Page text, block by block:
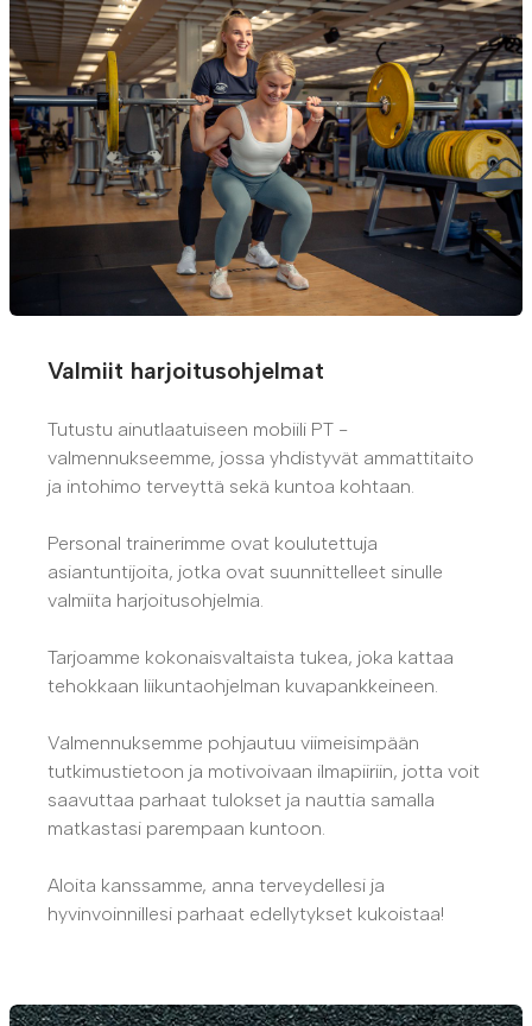
Valmiit harjoitusohjelmat
Tutustu ainutlaatuiseen mobiili PT -
valmennukseemme, jossa yhdistyvät ammattitaito
ja intohimo terveyttä sekä kuntoa kohtaan.
Personal trainerimme ovat koulutettuja
asiantuntijoita, jotka ovat suunnittelleet sinulle
valmiita harjoitusohjelmia.
Tarjoamme kokonaisvaltaista tukea, joka kattaa
tehokkaan liikuntaohjelman kuvapankkeineen.
Valmennuksemme pohjautuu viimeisimpään
tutkimustietoon ja motivoivaan ilmapiiriin, jotta voit
saavuttaa parhaat tulokset ja nauttia samalla
matkastasi parempaan kuntoon.
Aloita kanssamme, anna terveydellesi ja
hyvinvoinnillesi parhaat edellytykset kukoistaa!